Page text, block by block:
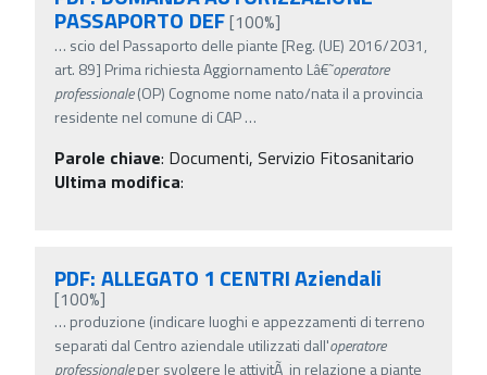
PASSAPORTO DEF[100%]
… scio del Passaporto delle piante [Reg. (UE) 2016/2031,
art. 89] Prima richiesta Aggiornamento Lâ€˜operatore
professionale(OP) Cognome nome nato/nata il a provincia
residente nel comune di CAP…
Parole chiave: Documenti, Servizio Fitosanitario
Ultima modifica:
PDF: ALLEGATO 1 CENTRI Aziendali
[100%]
… produzione (indicare luoghi e appezzamenti di terreno
separati dal Centro aziendale utilizzati dall'operatore
professionaleper svolgere le attivitÃ in relazione a piante